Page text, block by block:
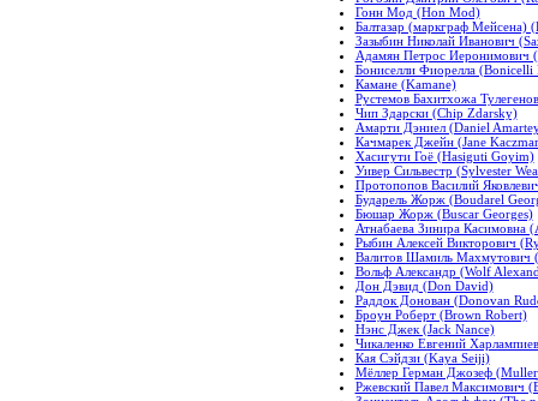
Гонн Мод (Hon Mod)
Балтазар (маркграф Мейсена)
Зазыбин Николай Иванович
Адамян Петрос Иеронимович
Бониселли Фиорелла (Bonicelli
Камане (Kamane)
Рустемов Бахитхожа
Чип Здарски (Chip Zdarsky)
Амарти Дэниел (Daniel
Качмарек Джейн (Jane
Хасигути Гоё (Hasiguti Goyim)
Уивер Сильвестр (Sylvester
Протопопов Василий
Бударель Жорж (Boudarel
Бюшар Жорж (Buscar Georges)
Атнабаева Зинира Касимовна
Рыбин Алексей Викторович
Валитов Шамиль Махмутович
Вольф Александр (Wolf
Дон Дэвид (Don David)
Раддок Донован (Donovan
Броун Роберт (Brown Robert)
Нэнс Джек (Jack Nance)
Чикаленко Евгений
Кая Сэйдзи (Kaya Seiji)
Мёллер Герман Джозеф
Ржевский Павел Максимович